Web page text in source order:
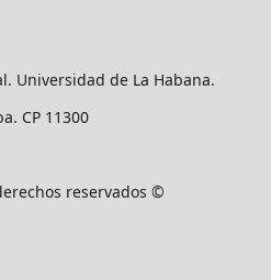
Universidad de La Habana.
CP 11300
reservados ©